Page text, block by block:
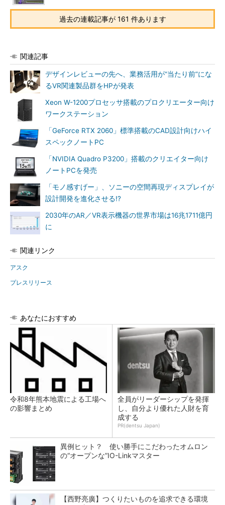
過去の連載記事が 161 件あります
関連記事
デザインレビューの先へ、業務活用が“当たり前”にな
るVR関連製品群をHPが発表
Xeon W-1200プロセッサ搭載のプロクリエーター向け
ワークステーション
「GeForce RTX 2060」標準搭載のCAD設計向けハイ
スペックノートPC
「NVIDIA Quadro P3200」搭載のクリエイター向け
ノートPCを発売
「モノ感すげー」、ソニーの空間再現ディスプレイが
設計開発を進化させる!?
2030年のAR／VR表示機器の世界市場は16兆1711億円
に
関連リンク
アスク
プレスリリース
あなたにおすすめ
令和8年熊本地震による工場へ
の影響まとめ
全員がリーダーシップを発揮
し、自分より優れた人財を育
成する
PR(dentsu Japan)
異例ヒット？ 使い勝手にこだわったオムロン
の“オープンな”IO-Linkマスター
【西野亮廣】つくりたいものを追求できる環境